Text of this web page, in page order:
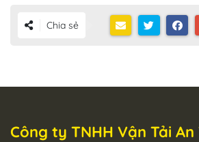
Chia sẻ
Công ty TNHH Vận Tải